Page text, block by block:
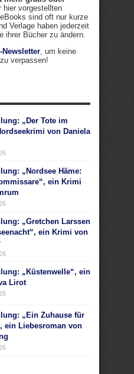
hier vorgestellten
sind oft nur kurze
Verlage haben jederzeit
ihrer Bücher zu ändern.
Newsletter, um keine
verpassen!
„Der Tote im
von Daniela
„Nordsee Häme:
ein Krimi
„Gretchen Larssen
ein Krimi von
„Küstenwelle“, ein
Lirot
„Ein Zuhause für
ein Liebesroman von